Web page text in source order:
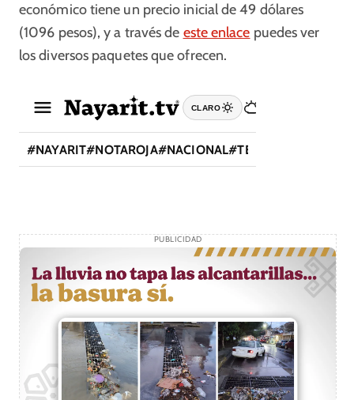
económico tiene un precio inicial de 49 dólares
(1096 pesos), y a través de este enlace puedes ver
los diversos paquetes que ofrecen.
PUBLICIDAD